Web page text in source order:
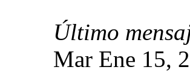
Último
Mar Ene 15,